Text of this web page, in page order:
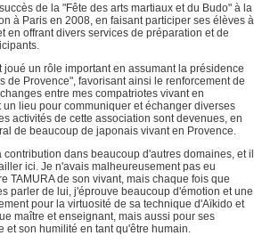
de la "Fête des arts martiaux et du Budo" à la
à Paris en 2008, en faisant participer ses élèves à
en offrant divers services de préparation et de
joué un rôle important en assumant la présidence
de Provence", favorisant ainsi le renforcement de
entre mes compatriotes vivant en
un lieu pour communiquer et échanger diverses
activités de cette association sont devenues, en
de beaucoup de japonais vivant en Provence.
contribution dans beaucoup d'autres domaines, et il
ici. Je n'avais malheureusement pas eu
TAMURA de son vivant, mais chaque fois que
parler de lui, j'éprouve beaucoup d'émotion et une
pour la virtuosité de sa technique d'Aïkido et
maître et enseignant, mais aussi pour ses
et son humilité en tant qu'être humain.